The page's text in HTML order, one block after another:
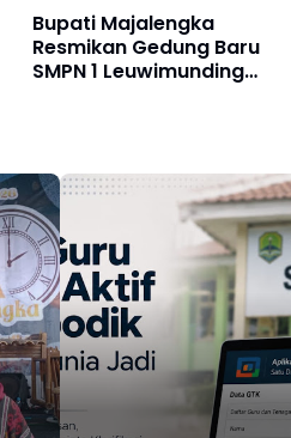
Bupati Majalengka
Resmikan Gedung Baru
SMPN 1 Leuwimunding
Lebih Sulit"